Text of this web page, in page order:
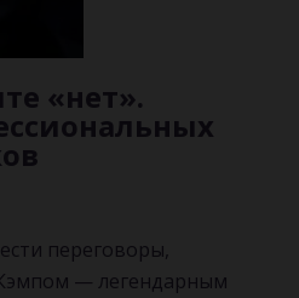
«нет».
переговоры,
— легендарным